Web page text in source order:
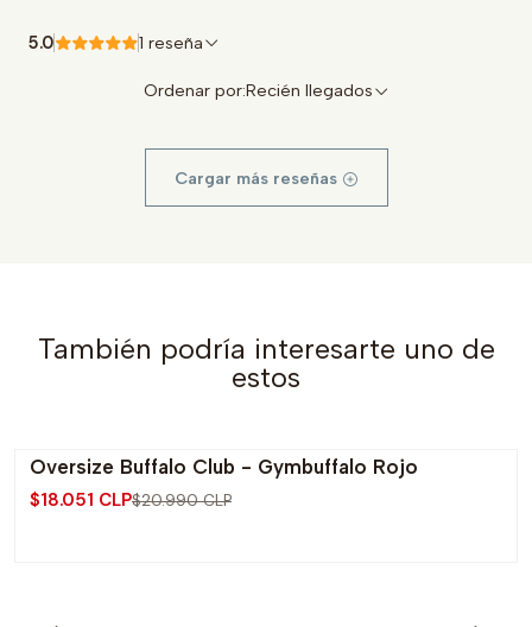
5.0 1 reseña
Ordenar por:Recién llegados
Cargar más reseñas
También podría interesarte uno de
estos
-14% OFF
Oversize Buffalo Club - Gymbuffalo Rojo
$18.051 CLP$20.990 CLP